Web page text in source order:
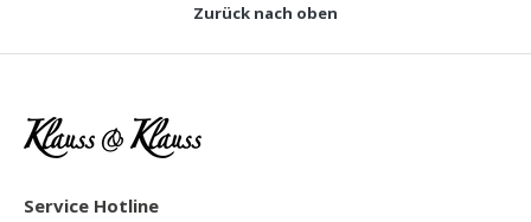
Zurück nach oben
Service Hotline